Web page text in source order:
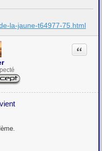
la-jaune-t64977-75.html
Citation